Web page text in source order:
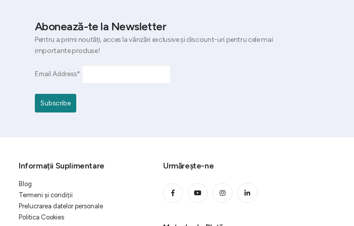
Abonează-te la Newsletter
Pentru a primi noutăți, acces la vânzări exclusive și discount-uri pentru cele mai
importante produse!
Email Address*
Informații Suplimentare
Blog
Termeni și condiții
Prelucrarea datelor personale
Politica Cookies
Urmărește-ne